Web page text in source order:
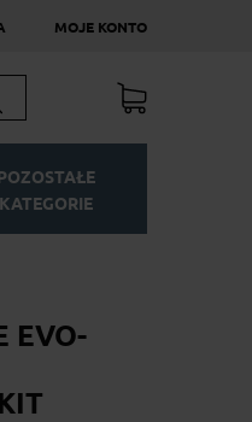
MOJE KONTO
KATEGORIE
EVO-